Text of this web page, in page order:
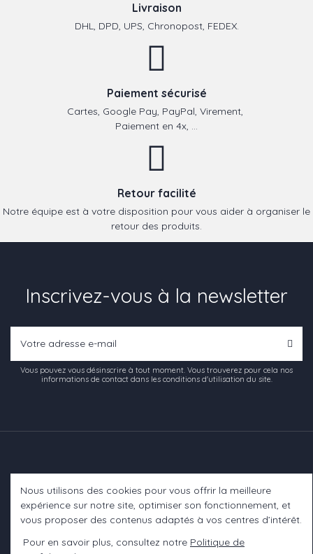
Livraison
DHL, DPD, UPS, Chronopost, FEDEX.
Paiement sécurisé
Cartes, Google Pay, PayPal, Virement,
Paiement en 4x, ...
Retour facilité
Notre équipe est à votre disposition pour vous aider à organiser le
retour des produits.
Inscrivez-vous à la newsletter
Vous pouvez vous désinscrire à tout moment. Vous trouverez pour cela nos
informations de contact dans les conditions d'utilisation du site.
Informations
Nous utilisons des cookies pour vous offrir la meilleure
expérience sur notre site, optimiser son fonctionnement, et
vous proposer des contenus adaptés à vos centres d’intérêt.
Pour en savoir plus, consultez notre Politique de